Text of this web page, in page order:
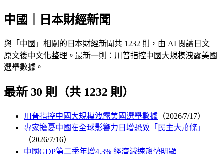
中國｜日本財經新聞
與「中國」相關的日本財經新聞共 1232 則，由 AI 閱讀日文
原文後中文化整理。最新一則：川普指控中國大規模洩露美國
選舉數據。
最新 30 則（共 1232 則）
川普指控中國大規模洩露美國選舉數據 （2026/7/17）
專家擔憂中國在全球影響力日增恐致「民主大蕭條」
（2026/7/16）
中國GDP第二季年增4.3% 經濟減速趨勢明顯